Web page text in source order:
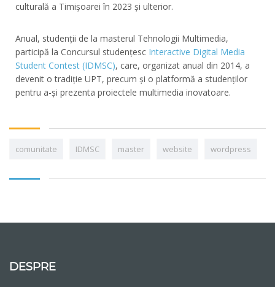
culturală a Timișoarei în 2023 și ulterior.
Anual, studenții de la masterul Tehnologii Multimedia,
participă la Concursul studențesc Interactive Digital Media
Student Contest (IDMSC), care, organizat anual din 2014, a
devenit o tradiție UPT, precum și o platformă a studenților
pentru a-și prezenta proiectele multimedia inovatoare.
comunitate IDMSC master website wordpress
DESPRE